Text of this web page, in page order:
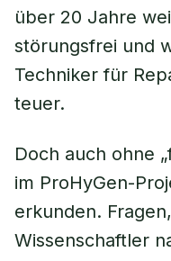
über 20 Jahre
störungsfrei und
Techniker für
teuer.
Doch auch ohne
im ProHyGen-
erkunden.
Wissenschaftler